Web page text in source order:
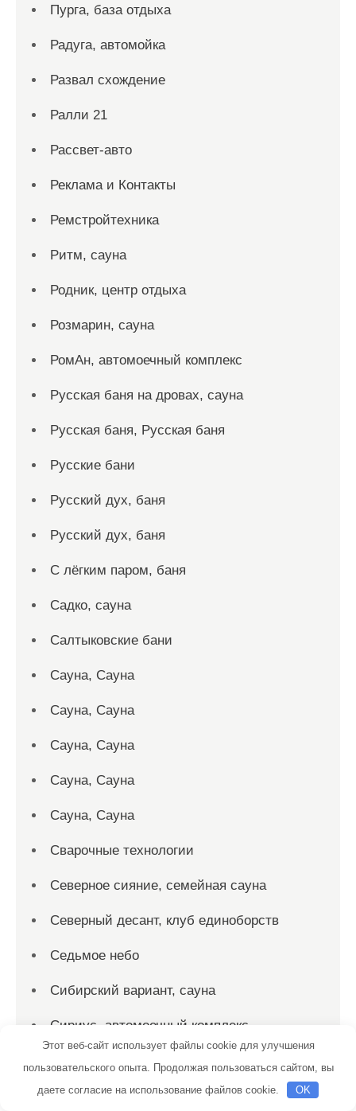
Пурга, база отдыха
Радуга, автомойка
Развал схождение
Ралли 21
Рассвет-авто
Реклама и Контакты
Ремстройтехника
Ритм, сауна
Родник, центр отдыха
Розмарин, сауна
РомАн, автомоечный комплекс
Русская баня на дровах, сауна
Русская баня, Русская баня
Русские бани
Русский дух, баня
Русский дух, баня
С лёгким паром, баня
Садко, сауна
Салтыковские бани
Сауна, Сауна
Сауна, Сауна
Сауна, Сауна
Сауна, Сауна
Сауна, Сауна
Сварочные технологии
Северное сияние, семейная сауна
Северный десант, клуб единоборств
Седьмое небо
Сибирский вариант, сауна
Сириус, автомоечный комплекс
Скиф, автомойка
Скиф, автомойка
Этот веб-сайт использует файлы cookie для улучшения
пользовательского опыта. Продолжая пользоваться сайтом, вы
даете согласие на использование файлов cookie.
OK